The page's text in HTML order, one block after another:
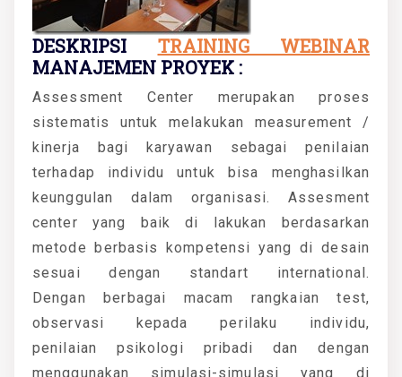
DESKRIPSI TRAINING WEBINAR
MANAJEMEN PROYEK :
Assessment Center merupakan proses
sistematis untuk melakukan measurement /
kinerja bagi karyawan sebagai penilaian
terhadap individu untuk bisa menghasilkan
keunggulan dalam organisasi. Assesment
center yang baik di lakukan berdasarkan
metode berbasis kompetensi yang di desain
sesuai dengan standart international.
Dengan berbagai macam rangkaian test,
observasi kepada perilaku individu,
penilaian psikologi pribadi dan dengan
menggunakan simulasi-simulasi yang di